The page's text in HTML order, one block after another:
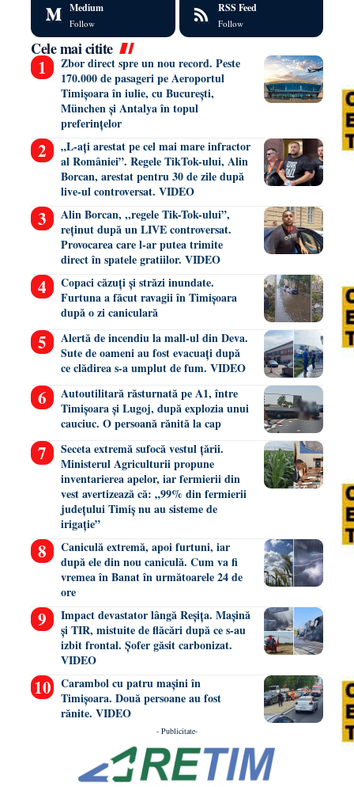
Medium
Follow
RSS Feed
Follow
Cele mai citite
Zbor direct spre un nou record. Peste
170.000 de pasageri pe Aeroportul
Timișoara în iulie, cu București,
München și Antalya în topul
preferințelor
„L-ați arestat pe cel mai mare infractor
al României”. Regele TikTok-ului, Alin
Borcan, arestat pentru 30 de zile după
live-ul controversat. VIDEO
Alin Borcan, ,,regele Tik-Tok-ului”,
reținut după un LIVE controversat.
Provocarea care l-ar putea trimite
direct în spatele gratiilor. VIDEO
Copaci căzuți și străzi inundate.
Furtuna a făcut ravagii în Timișoara
după o zi caniculară
Alertă de incendiu la mall-ul din Deva.
Sute de oameni au fost evacuați după
ce clădirea s-a umplut de fum. VIDEO
Autoutilitară răsturnată pe A1, între
Timișoara și Lugoj, după explozia unui
cauciuc. O persoană rănită la cap
Seceta extremă sufocă vestul țării.
Ministerul Agriculturii propune
inventarierea apelor, iar fermierii din
vest avertizează că: „99% din fermierii
județului Timiș nu au sisteme de
irigație”
Caniculă extremă, apoi furtuni, iar
după ele din nou caniculă. Cum va fi
vremea în Banat în următoarele 24 de
ore
Impact devastator lângă Reșița. Mașină
și TIR, mistuite de flăcări după ce s-au
izbit frontal. Șofer găsit carbonizat.
VIDEO
Carambol cu patru mașini în
Timișoara. Două persoane au fost
rănite. VIDEO
- Publicitate-